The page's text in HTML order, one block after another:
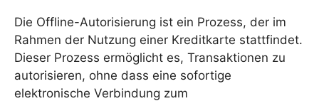
Die Offline-Autorisierung ist ein Prozess, der im
Rahmen der Nutzung einer Kreditkarte stattfindet.
Dieser Prozess ermöglicht es, Transaktionen zu
autorisieren, ohne dass eine sofortige
elektronische Verbindung zum